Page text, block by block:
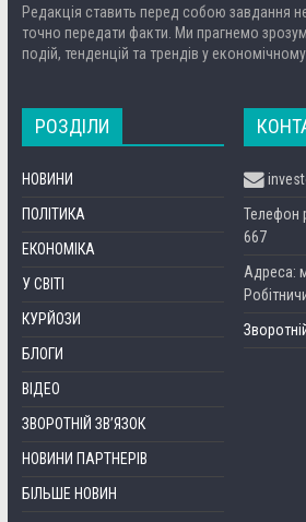
Редакція ставить перед собою завдання
точно передати факти. Ми прагнемо
подій, тенденцій та трендів у економічному
РОЗДІЛИ
НОВИНИ
ПОЛІТИКА
ЕКОНОМІКА
У СВІТІ
КУРЙОЗИ
БЛОГИ
ВІДЕО
ЗВОРОТНІЙ ЗВ’ЯЗОК
НОВИНИ ПАРТНЕРІВ
БІЛЬШЕ НОВИН
Телефон
667
Адреса: